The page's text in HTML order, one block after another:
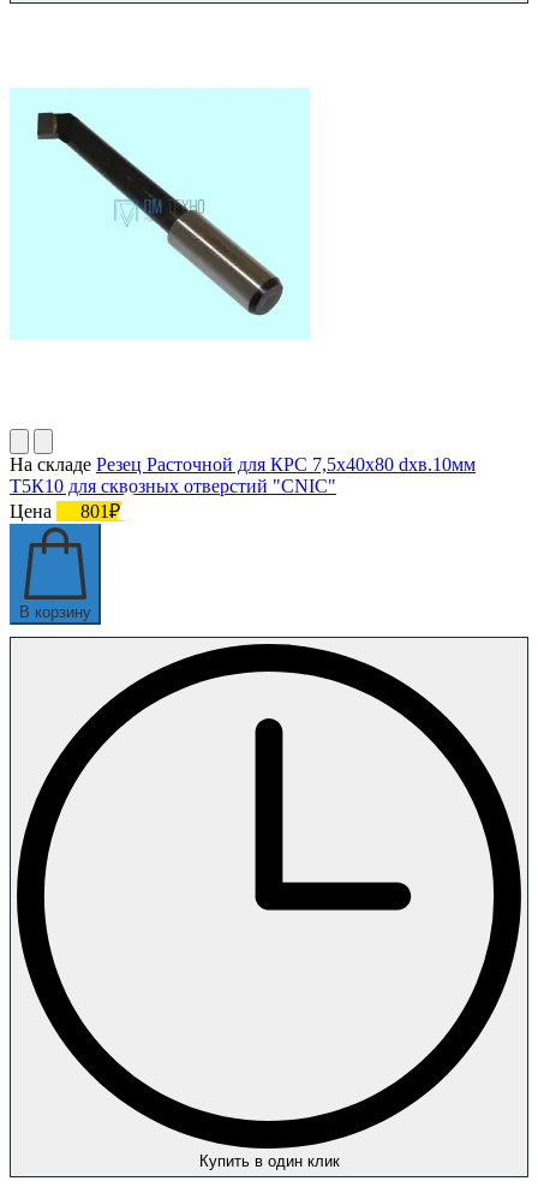
На складе Резец Расточной для КРС 7,5х40х80 dхв.10мм
Т5К10 для сквозных отверстий "CNIC"
Цена
801₽
В корзину
Купить в один клик